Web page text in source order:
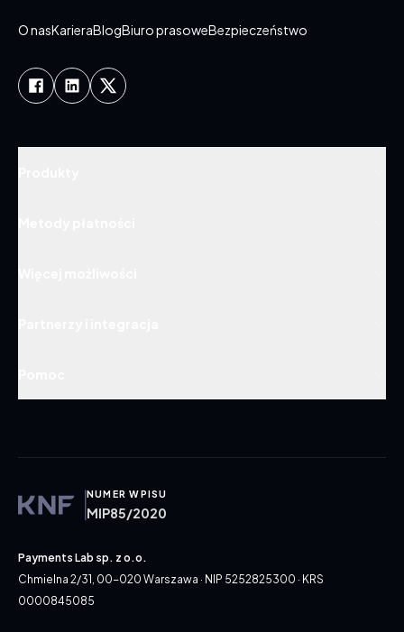
O nasKarieraBlogBiuro prasoweBezpieczeństwo
NUMER WPISU
MIP85/2020
Payments Lab sp. z o.o.
Chmielna 2/31, 00-020 Warszawa · NIP 5252825300 · KRS
0000845085